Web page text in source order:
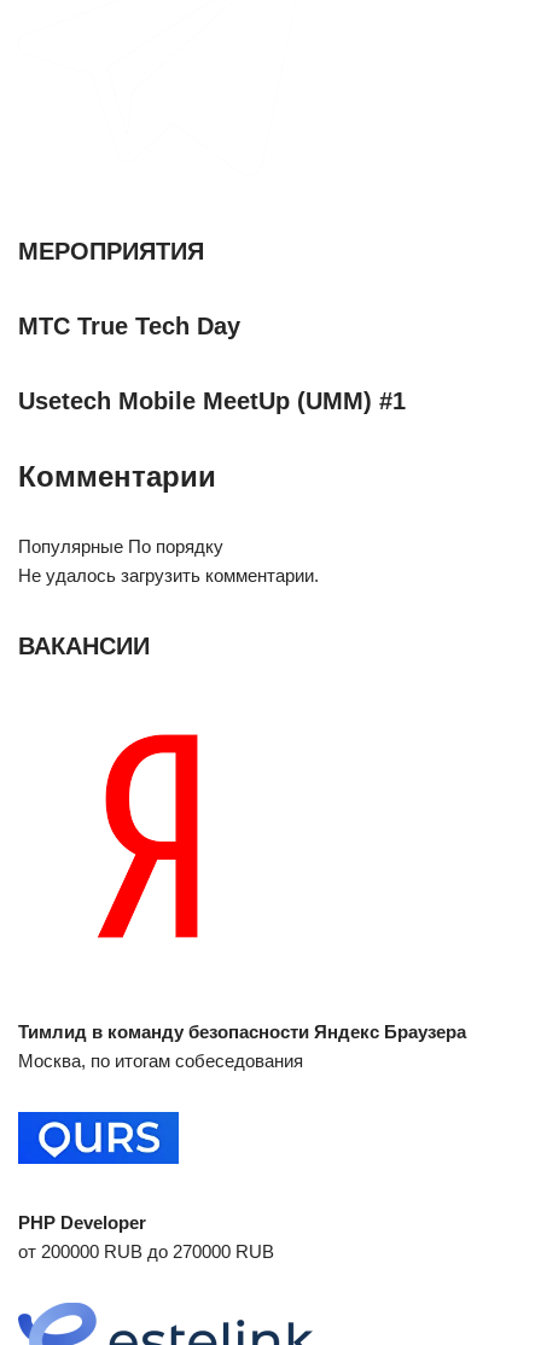
МЕРОПРИЯТИЯ
МТС True Tech Day
Usetech Mobile MeetUp (UMM) #1
Комментарии
Популярные По порядку
Не удалось загрузить комментарии.
ВАКАНСИИ
Тимлид в команду безопасности Яндекс Браузера
Москва, по итогам собеседования
PHP Developer
от 200000 RUB до 270000 RUB